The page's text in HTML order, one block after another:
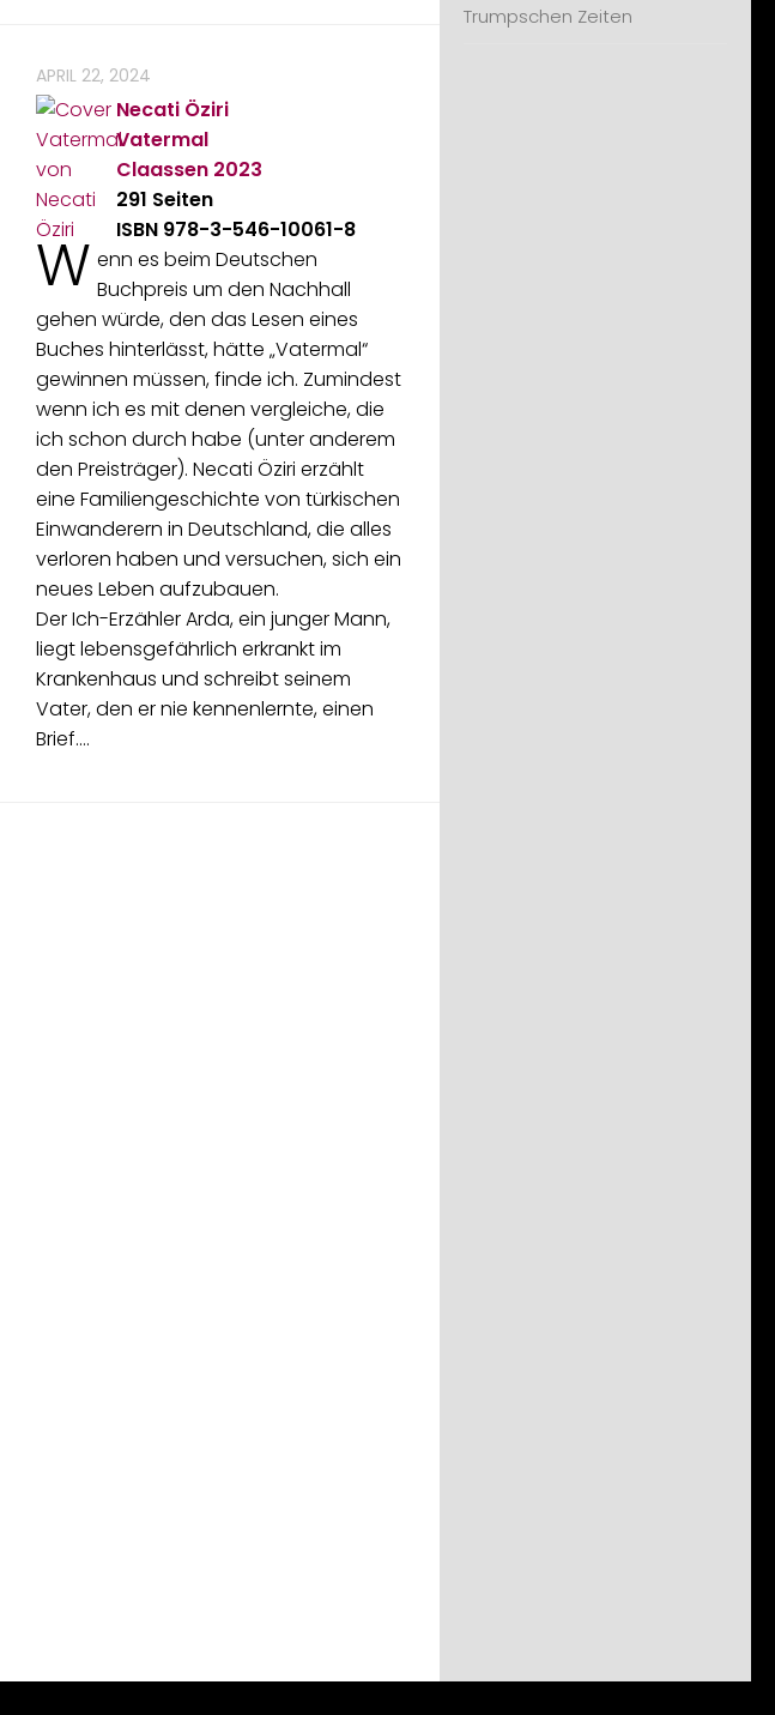
APRIL 22, 2024
Necati Öziri
Vatermal
Claassen 2023
291 Seiten
ISBN 978-3-546-10061-8
W enn es beim Deutschen
Buchpreis um den Nachhall
gehen würde, den das Lesen eines
Buches hinterlässt, hätte „Vatermal“
gewinnen müssen, finde ich. Zumindest
wenn ich es mit denen vergleiche, die
ich schon durch habe (unter anderem
den Preisträger). Necati Öziri erzählt
eine Familiengeschichte von türkischen
Einwanderern in Deutschland, die alles
verloren haben und versuchen, sich ein
neues Leben aufzubauen.
Der Ich-Erzähler Arda, ein junger Mann,
liegt lebensgefährlich erkrankt im
Krankenhaus und schreibt seinem
Vater, den er nie kennenlernte, einen
Brief.…
Trumpschen Zeiten